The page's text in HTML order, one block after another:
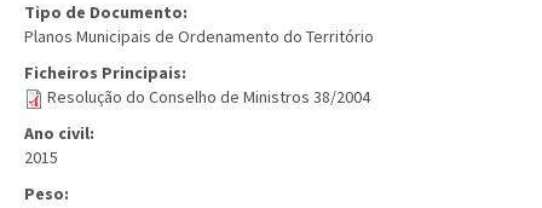
Tipo de Documento:
Planos Municipais de Ordenamento do Território
Ficheiros Principais:
Resolução do Conselho de Ministros 38/2004
Ano civil:
2015
Peso: